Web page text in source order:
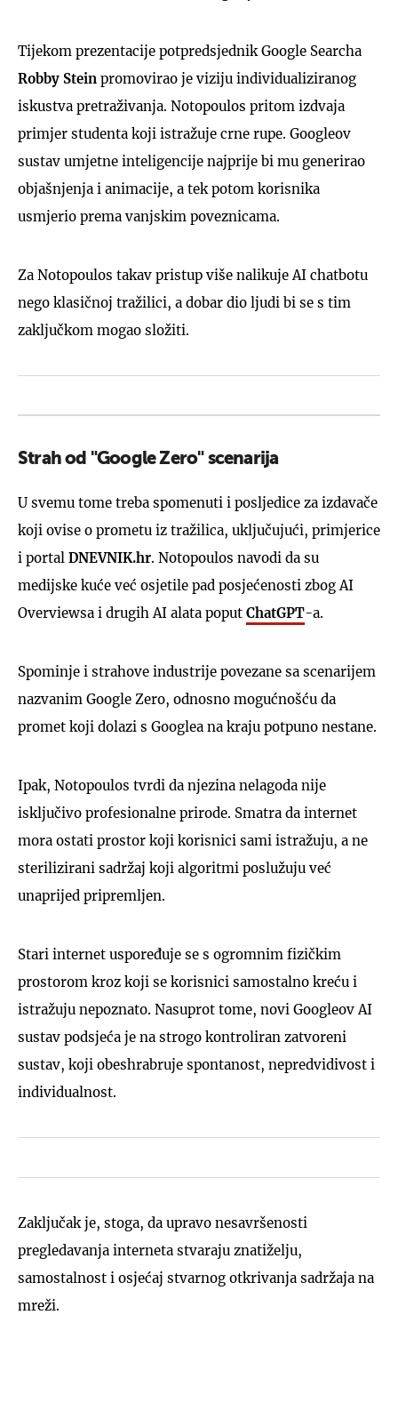
Tijekom prezentacije potpredsjednik Google Searcha
Robby Stein promovirao je viziju individualiziranog
iskustva pretraživanja. Notopoulos pritom izdvaja
primjer studenta koji istražuje crne rupe. Googleov
sustav umjetne inteligencije najprije bi mu generirao
objašnjenja i animacije, a tek potom korisnika
usmjerio prema vanjskim poveznicama.
Za Notopoulos takav pristup više nalikuje AI chatbotu
nego klasičnoj tražilici, a dobar dio ljudi bi se s tim
zaključkom mogao složiti.
Strah od "Google Zero" scenarija
U svemu tome treba spomenuti i posljedice za izdavače
koji ovise o prometu iz tražilica, uključujući, primjerice
i portal DNEVNIK.hr. Notopoulos navodi da su
medijske kuće već osjetile pad posjećenosti zbog AI
Overviewsa i drugih AI alata poput ChatGPT-a.
Spominje i strahove industrije povezane sa scenarijem
nazvanim Google Zero, odnosno mogućnošću da
promet koji dolazi s Googlea na kraju potpuno nestane.
Ipak, Notopoulos tvrdi da njezina nelagoda nije
isključivo profesionalne prirode. Smatra da internet
mora ostati prostor koji korisnici sami istražuju, a ne
sterilizirani sadržaj koji algoritmi poslužuju već
unaprijed pripremljen.
Stari internet uspoređuje se s ogromnim fizičkim
prostorom kroz koji se korisnici samostalno kreću i
istražuju nepoznato. Nasuprot tome, novi Googleov AI
sustav podsjeća je na strogo kontroliran zatvoreni
sustav, koji obeshrabruje spontanost, nepredvidivost i
individualnost.
Zaključak je, stoga, da upravo nesavršenosti
pregledavanja interneta stvaraju znatiželju,
samostalnost i osjećaj stvarnog otkrivanja sadržaja na
mreži.